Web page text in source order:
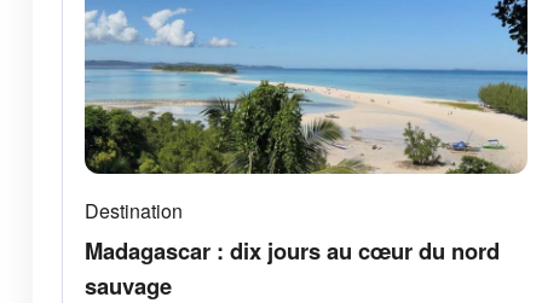
Destination
Madagascar : dix jours au cœur du nord
sauvage